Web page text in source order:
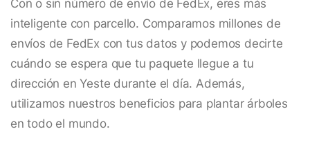
Con o sin número de envío de FedEx, eres más
inteligente con parcello. Comparamos millones de
envíos de FedEx con tus datos y podemos decirte
cuándo se espera que tu paquete llegue a tu
dirección en Yeste durante el día. Además,
utilizamos nuestros beneficios para plantar árboles
en todo el mundo.